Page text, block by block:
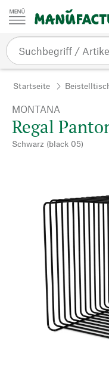
Zum Inhalt springen
Startseite
MONTANA
Regal
Schwarz (black 05)